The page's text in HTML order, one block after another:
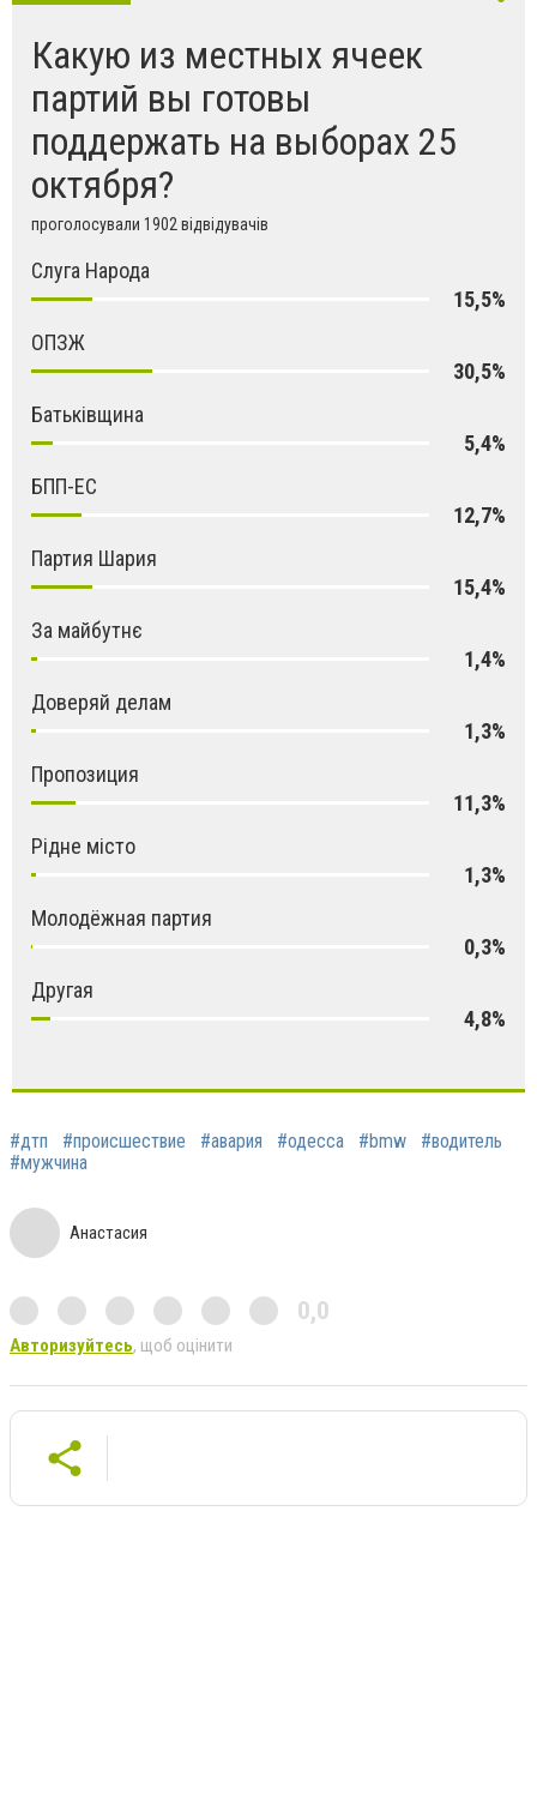
Какую из местных ячеек
партий вы готовы
поддержать на выборах 25
октября?
проголосували 1902 відвідувачів
Слуга Народа
15,5%
ОПЗЖ
30,5%
Батьківщина
5,4%
БПП-ЕС
12,7%
Партия Шария
15,4%
За майбутнє
1,4%
Доверяй делам
1,3%
Пропозиция
11,3%
Рідне місто
1,3%
Молодёжная партия
0,3%
Другая
4,8%
#дтп #происшествие #авария #одесса #bmw
#водитель
#мужчина
Анастасия
0,0
Авторизуйтесь, щоб оцінити